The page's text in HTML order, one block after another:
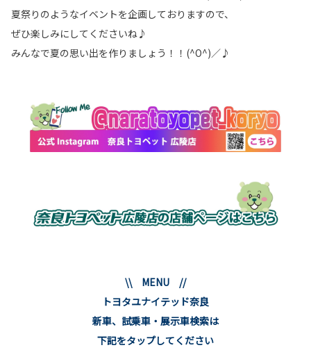
夏祭りのようなイベントを企画しておりますので、
ぜひ楽しみにしてくださいね♪
みんなで夏の思い出を作りましょう！！(^O^)／♪
\\ MENU //
トヨタユナイテッド奈良
新車、試乗車・展示車検索は
下記をタップしてください